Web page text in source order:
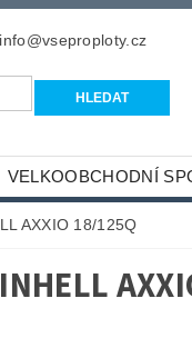
info@vseproploty.cz
VELKOOBCHODNÍ
AXXIO 18/125Q